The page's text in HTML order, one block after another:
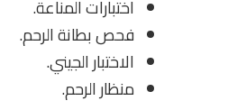
اختبارات المناعة.
فحص بطانة الرحم.
الاختبار الجيني.
منظار الرحم.